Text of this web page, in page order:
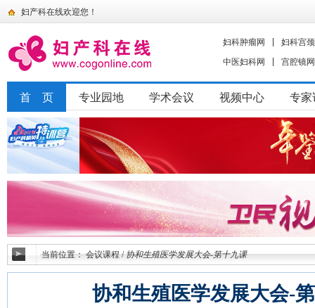
妇产科在线欢迎您！
妇科肿瘤网
妇科宫
中医妇科网
宫腔镜网
首 页 专业园地 学术会议 视频中心 专家
当前位置：会议课程 / 协和生殖医学发展大会-第十九课
协和生殖医学发展大会-